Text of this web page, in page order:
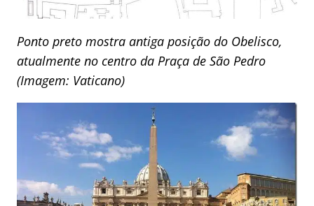
Ponto preto mostra antiga posição do Obelisco,
atualmente no centro da Praça de São Pedro
(Imagem: Vaticano)